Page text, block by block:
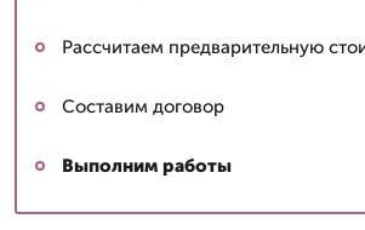
Рассчитаем предварительную
Составим договор
Выполним работы